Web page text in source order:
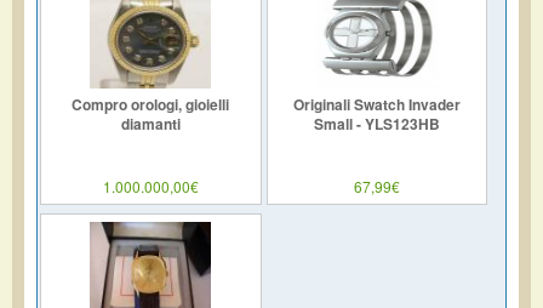
Compro orologi, gioielli
diamanti
1.000.000,00€
Originali Swatch Invader
Small - YLS123HB
67,99€